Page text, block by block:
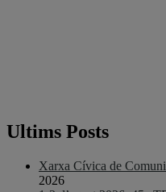
Ultims Posts
Xarxa Cívica de
2026